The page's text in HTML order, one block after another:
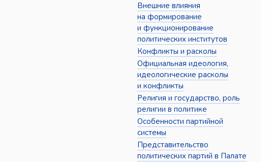
Внешние влияния
на формирование
и функционирование
политических институтов
Конфликты и расколы
Официальная идеология,
идеологические расколы
и конфликты
Религия и государство, роль
религии в политике
Особенности партийной
системы
Представительство
политических партий в Палате